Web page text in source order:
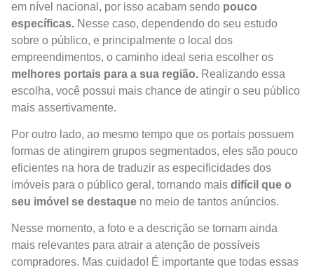
em nível nacional, por isso acabam sendo pouco
específicas. Nesse caso, dependendo do seu estudo
sobre o público, e principalmente o local dos
empreendimentos, o caminho ideal seria escolher os
melhores portais para a sua região. Realizando essa
escolha, você possui mais chance de atingir o seu público
mais assertivamente.
Por outro lado, ao mesmo tempo que os portais possuem
formas de atingirem grupos segmentados, eles são pouco
eficientes na hora de traduzir as especificidades dos
imóveis para o público geral, tornando mais difícil que o
seu imóvel se destaque no meio de tantos anúncios.
Nesse momento, a foto e a descrição se tornam ainda
mais relevantes para atrair a atenção de possíveis
compradores. Mas cuidado! É importante que todas essas